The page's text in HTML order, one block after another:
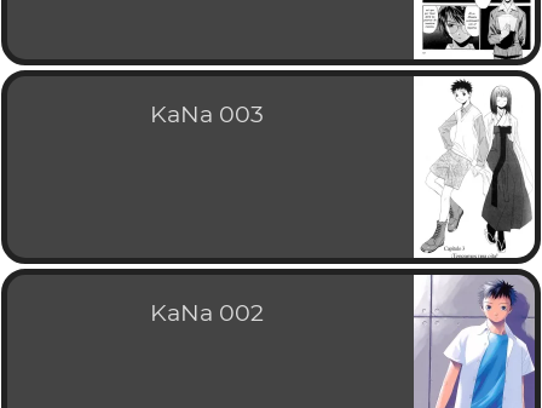
KaNa 003
KaNa 002